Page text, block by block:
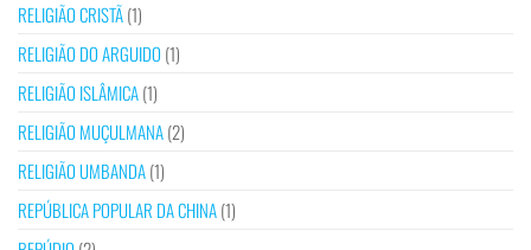
RELIGIÃO CRISTÃ(1)
RELIGIÃO DO ARGUIDO (1)
RELIGIÃO ISLÂMICA(1)
RELIGIÃO MUÇULMANA(2)
RELIGIÃO UMBANDA(1)
REPÚBLICA POPULAR DA CHINA(1)